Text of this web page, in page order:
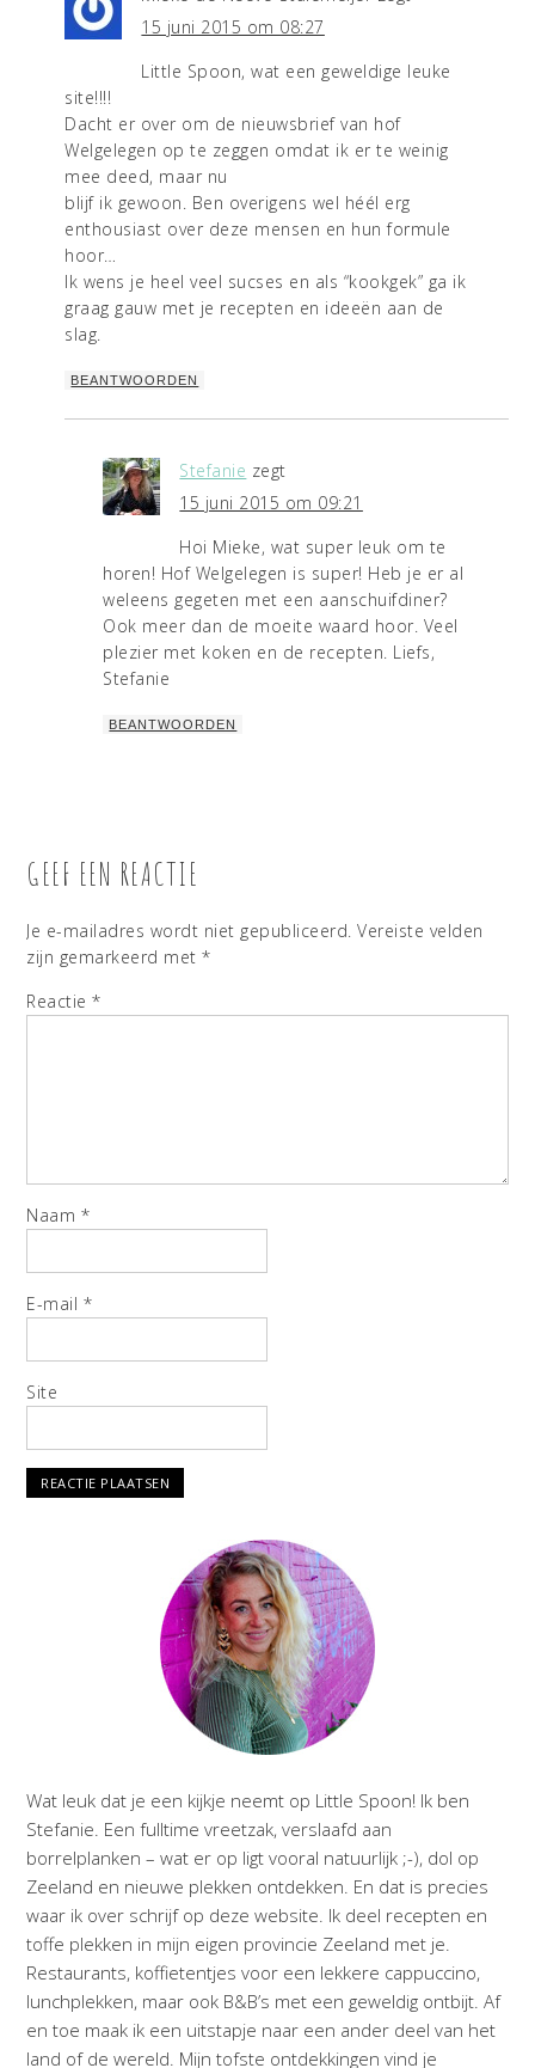
15 juni 2015 om 08:27
Little Spoon, wat een geweldige leuke
site!!!!
Dacht er over om de nieuwsbrief van hof
Welgelegen op te zeggen omdat ik er te weinig
mee deed, maar nu
blijf ik gewoon. Ben overigens wel héél erg
enthousiast over deze mensen en hun formule
hoor…
Ik wens je heel veel sucses en als “kookgek” ga ik
graag gauw met je recepten en ideeën aan de
slag.
BEANTWOORDEN
Stefanie zegt
15 juni 2015 om 09:21
Hoi Mieke, wat super leuk om te
horen! Hof Welgelegen is super! Heb je er al
weleens gegeten met een aanschuifdiner?
Ook meer dan de moeite waard hoor. Veel
plezier met koken en de recepten. Liefs,
Stefanie
BEANTWOORDEN
GEEF EEN REACTIE
Je e-mailadres wordt niet gepubliceerd. Vereiste velden
zijn gemarkeerd met*
Reactie*
Naam *
E-mail *
Site
Wat leuk dat je een kijkje neemt op Little Spoon! Ik ben
Stefanie. Een fulltime vreetzak, verslaafd aan
borrelplanken – wat er op ligt vooral natuurlijk ;-), dol op
Zeeland en nieuwe plekken ontdekken. En dat is precies
waar ik over schrijf op deze website. Ik deel recepten en
toffe plekken in mijn eigen provincie Zeeland met je.
Restaurants, koffietentjes voor een lekkere cappuccino,
lunchplekken, maar ook B&B’s met een geweldig ontbijt. Af
en toe maak ik een uitstapje naar een ander deel van het
land of de wereld. Mijn tofste ontdekkingen vind je